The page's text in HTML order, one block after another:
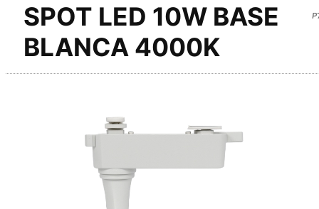
SPOT LED 10W BASE
BLANCA 4000K